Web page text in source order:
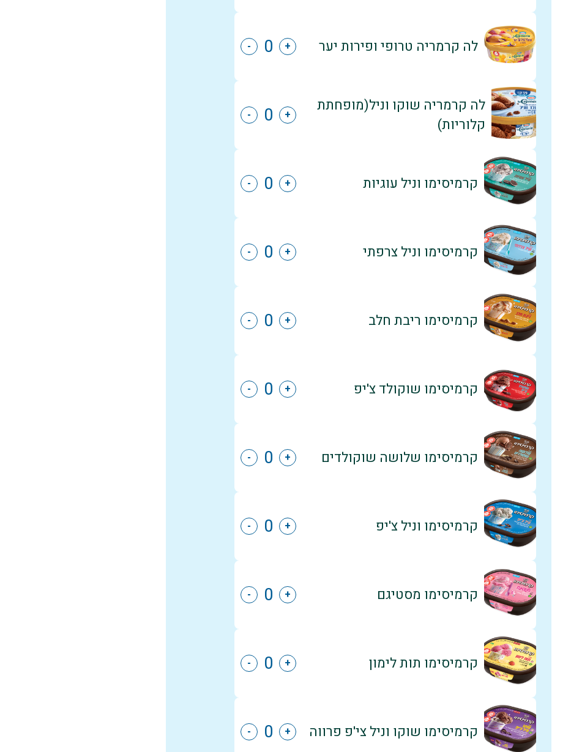
לה קרמריה טרופי ופירות יער +
-
לה קרמריה שוקו וניל(מופחתת
קלוריות)
+
-
קרמיסימו וניל עוגיות +
-
קרמיסימו וניל צרפתי +
-
קרמיסימו ריבת חלב +
-
קרמיסימו שוקולד צ'יפ +
-
קרמיסימו שלושה שוקולדים +
-
קרמיסימו וניל צ'יפ +
-
קרמיסימו מסטיגם +
-
קרמיסימו תות לימון +
-
קרמיסימו שוקו וניל צי'פ פרווה +
-